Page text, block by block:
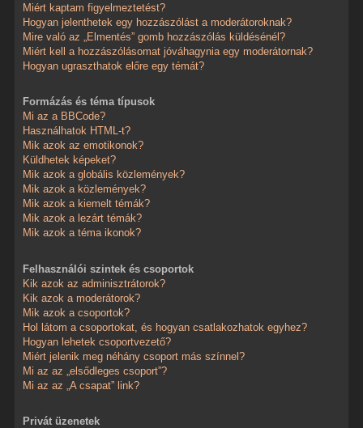
Miért kaptam figyelmeztetést?
Hogyan jelenthetek egy hozzászólást a moderátoroknak?
Mire való az „Elmentés” gomb hozzászólás küldésénél?
Miért kell a hozzászólásomat jóváhagynia egy moderátornak?
Hogyan ugraszthatok előre egy témát?
Formázás és téma típusok
Mi az a BBCode?
Használhatok HTML-t?
Mik azok az emotikonok?
Küldhetek képeket?
Mik azok a globális közlemények?
Mik azok a közlemények?
Mik azok a kiemelt témák?
Mik azok a lezárt témák?
Mik azok a téma ikonok?
Felhasználói szintek és csoportok
Kik azok az adminisztrátorok?
Kik azok a moderátorok?
Mik azok a csoportok?
Hol látom a csoportokat, és hogyan csatlakozhatok egyhez?
Hogyan lehetek csoportvezető?
Miért jelenik meg néhány csoport más színnel?
Mi az az „elsődleges csoport”?
Mi az az „A csapat” link?
Privát üzenetek